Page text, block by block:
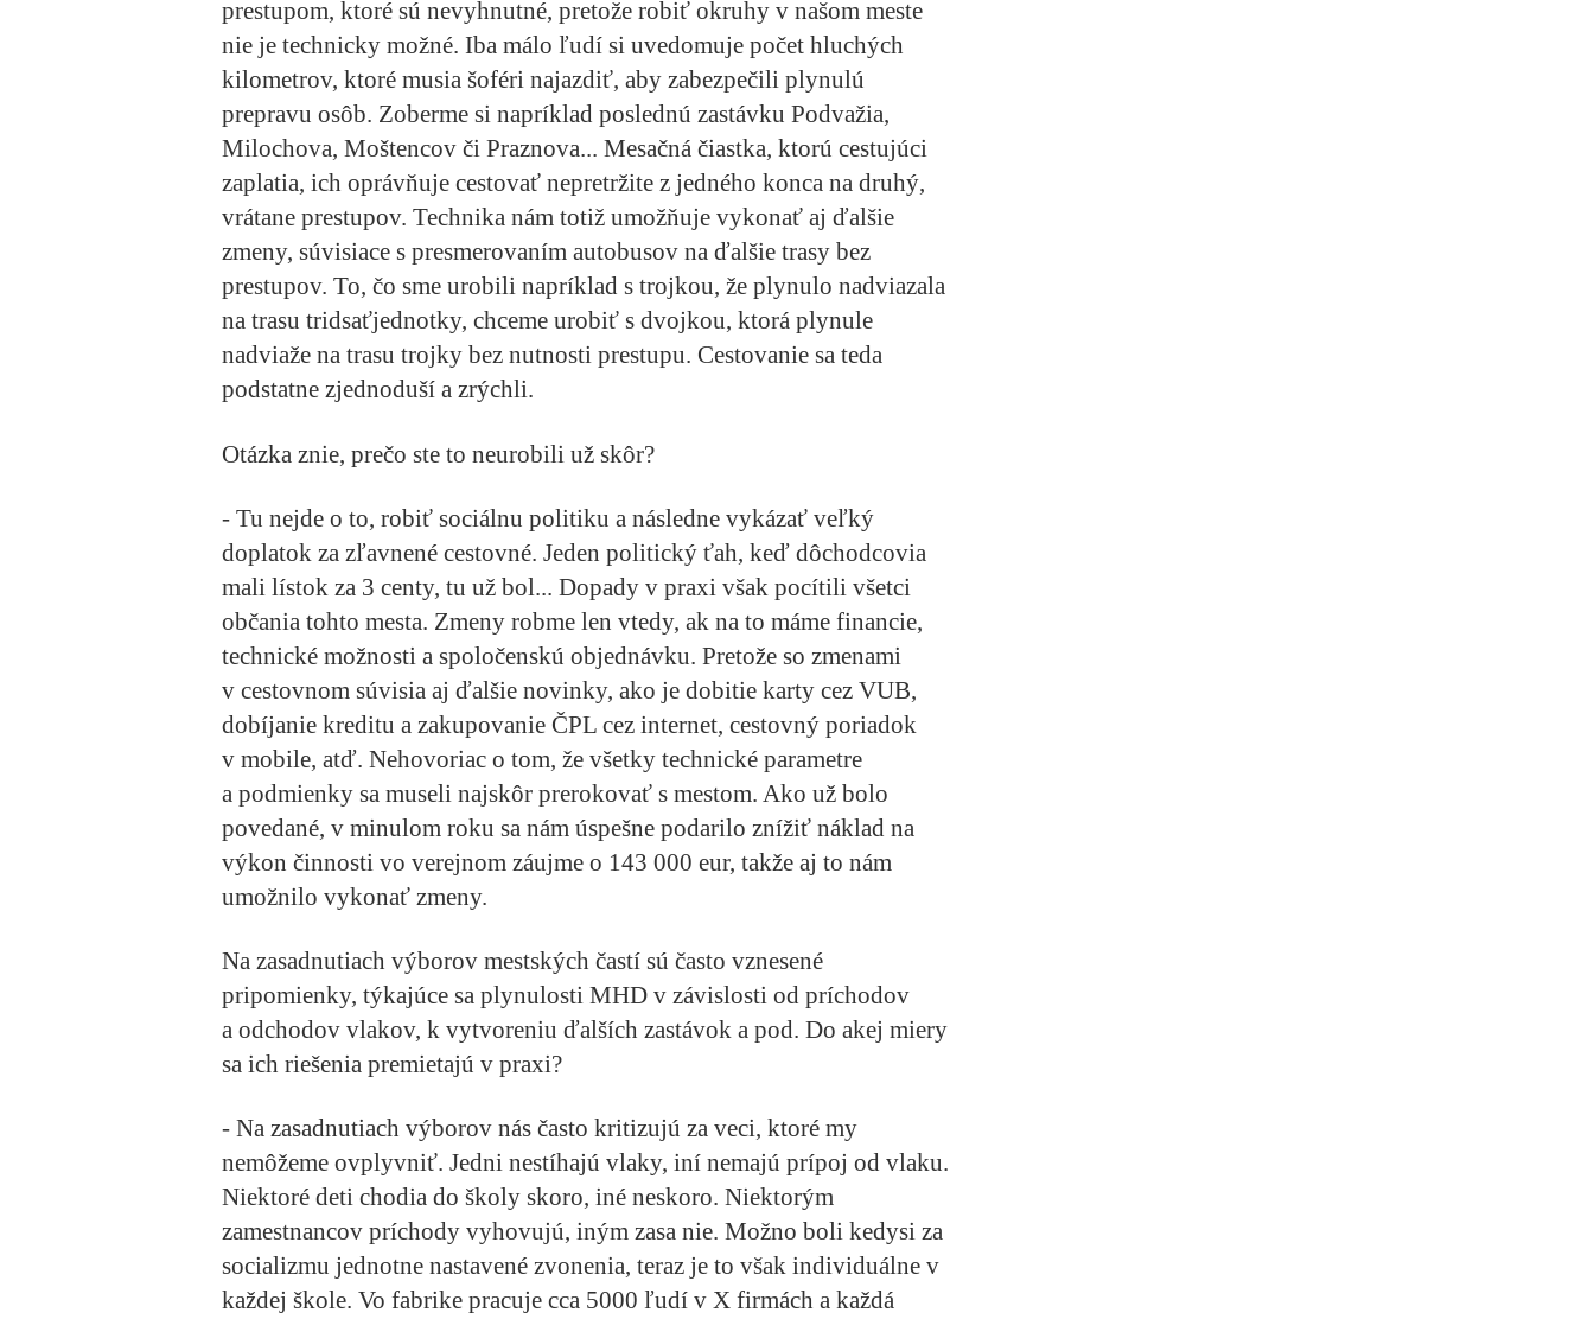
prestupom, ktoré sú nevyhnutné, pretože robiť okruhy v našom meste
nie je technicky možné. Iba málo ľudí si uvedomuje počet hluchých
kilometrov, ktoré musia šoféri najazdiť, aby zabezpečili plynulú
prepravu osôb. Zoberme si napríklad poslednú zastávku Podvažia,
Milochova, Moštencov či Praznova... Mesačná čiastka, ktorú cestujúci
zaplatia, ich oprávňuje cestovať nepretržite z jedného konca na druhý,
vrátane prestupov. Technika nám totiž umožňuje vykonať aj ďalšie
zmeny, súvisiace s presmerovaním autobusov na ďalšie trasy bez
prestupov. To, čo sme urobili napríklad s trojkou, že plynulo nadviazala
na trasu tridsaťjednotky, chceme urobiť s dvojkou, ktorá plynule
nadviaže na trasu trojky bez nutnosti prestupu. Cestovanie sa teda
podstatne zjednoduší a zrýchli.
Otázka znie, prečo ste to neurobili už skôr?
- Tu nejde o to, robiť sociálnu politiku a následne vykázať veľký
doplatok za zľavnené cestovné. Jeden politický ťah, keď dôchodcovia
mali lístok za 3 centy, tu už bol... Dopady v praxi však pocítili všetci
občania tohto mesta. Zmeny robme len vtedy, ak na to máme financie,
technické možnosti a spoločenskú objednávku. Pretože so zmenami
v cestovnom súvisia aj ďalšie novinky, ako je dobitie karty cez VUB,
dobíjanie kreditu a zakupovanie ČPL cez internet, cestovný poriadok
v mobile, atď. Nehovoriac o tom, že všetky technické parametre
a podmienky sa museli najskôr prerokovať s mestom. Ako už bolo
povedané, v minulom roku sa nám úspešne podarilo znížiť náklad na
výkon činnosti vo verejnom záujme o 143 000 eur, takže aj to nám
umožnilo vykonať zmeny.
Na zasadnutiach výborov mestských častí sú často vznesené
pripomienky, týkajúce sa plynulosti MHD v závislosti od príchodov
a odchodov vlakov, k vytvoreniu ďalších zastávok a pod. Do akej miery
sa ich riešenia premietajú v praxi?
- Na zasadnutiach výborov nás často kritizujú za veci, ktoré my
nemôžeme ovplyvniť. Jedni nestíhajú vlaky, iní nemajú prípoj od vlaku.
Niektoré deti chodia do školy skoro, iné neskoro. Niektorým
zamestnancov príchody vyhovujú, iným zasa nie. Možno boli kedysi za
socializmu jednotne nastavené zvonenia, teraz je to však individuálne v
každej škole. Vo fabrike pracuje cca 5000 ľudí v X firmách a každá